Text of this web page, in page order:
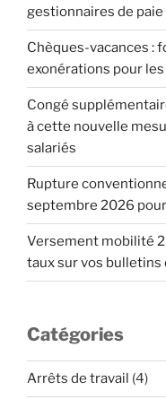
gestionnaires de paie
Chèques-vacances :
exonérations pour
Congé
à cette nouvelle
salariés
Rupture
septembre 2026
Versement mobilité
taux sur vos bulletins
Catégories
Arrêts de travail (4)